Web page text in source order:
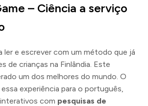
– Ciência a serviço
ler e escrever com um método que já
de crianças na Finlândia. Este
um dos melhores do mundo. O
experiência para o português,
com pesquisas de